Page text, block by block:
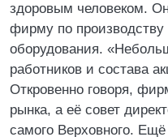
здоровым человеком.
фирму по производству
оборудования.
работников и состава
Откровенно говоря,
рынка, а её совет
самого Верховного. Ещё